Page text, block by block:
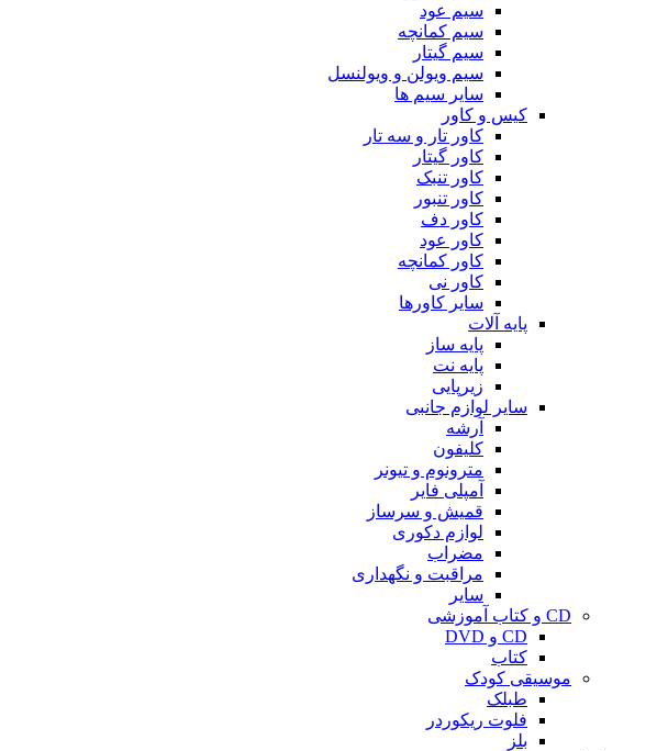
سیم عود
سیم کمانچه
سیم گیتار
سیم ویولن و ویولنسل
سایر سیم ها
کیس و کاور
کاور تار و سه تار
کاور گیتار
کاور تنبک
کاور تنبور
کاور دف
کاور عود
کاور کمانچه
کاور نی
سایر کاورها
پایه آلات
پایه ساز
پایه نت
زیرپایی
سایر لوازم جانبی
آرشه
کلیفون
مترونوم و تیونر
آمپلی فایر
قمیش و سرساز
لوازم دکوری
مضراب
مراقبت و نگهداری
سایر
CD و کتاب آموزشی
CD و DVD
کتاب
موسیقی کودک
طبلک
فلوت ریکوردر
بلز